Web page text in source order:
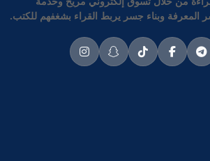
المعرفة وبناء جسر يربط القراء بشغفهم للكتب.